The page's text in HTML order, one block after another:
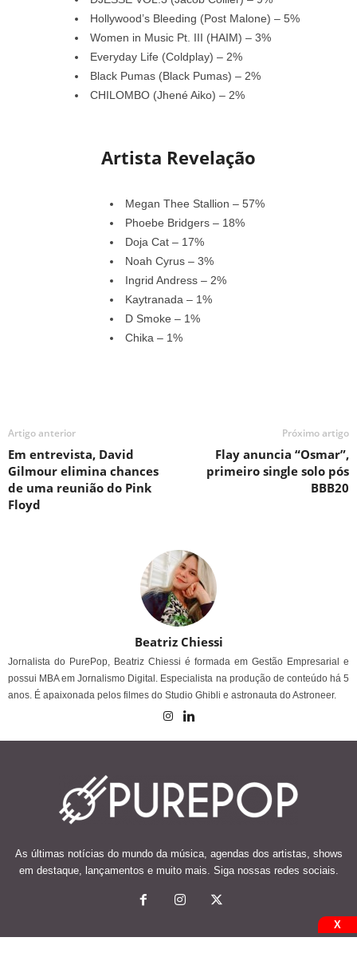
Hollywood’s Bleeding (Post Malone) – 5%
Women in Music Pt. III (HAIM) – 3%
Everyday Life (Coldplay) – 2%
Black Pumas (Black Pumas) – 2%
CHILOMBO (Jhené Aiko) – 2%
Artista Revelação
Megan Thee Stallion – 57%
Phoebe Bridgers – 18%
Doja Cat – 17%
Noah Cyrus – 3%
Ingrid Andress – 2%
Kaytranada – 1%
D Smoke – 1%
Chika – 1%
Artigo anterior
Em entrevista, David
Gilmour elimina chances
de uma reunião do Pink
Floyd
Próximo artigo
Flay anuncia “Osmar”,
primeiro single solo pós
BBB20
Beatriz Chiessi
Jornalista do PurePop, Beatriz Chiessi é formada em Gestão Empresarial e
possui MBA em Jornalismo Digital. Especialista na produção de conteúdo há 5
anos. É apaixonada pelos filmes do Studio Ghibli e astronauta do Astroneer.
As últimas notícias do mundo da música, agendas dos artistas, shows
em destaque, lançamentos e muito mais. Siga nossas redes sociais.
X